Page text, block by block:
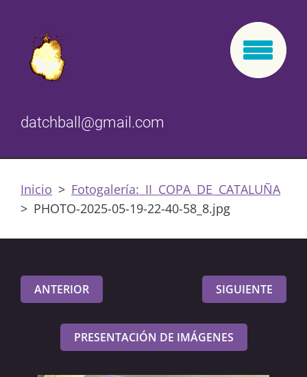
datchball@gmail.com
Inicio > Fotogalería: II COPA DE CATALUÑA
> PHOTO-2025-05-19-22-40-58_8.jpg
ANTERIOR SIGUIENTE
PRESENTACIÓN DE IMÁGENES